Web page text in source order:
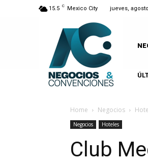
15.5 C Mexico City jueves,
Home Negocios
Negocios Hoteles
Club